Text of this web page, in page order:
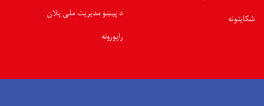
شکایتونه
د پیښو مدیریت ملی پلان
راپورونه